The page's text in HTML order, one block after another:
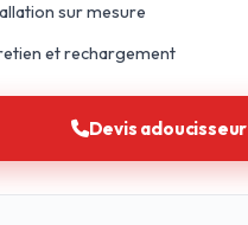
sur mesure
et rechargement
Devis adoucisseur